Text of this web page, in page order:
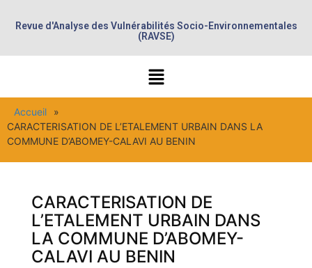
Revue d'Analyse des Vulnérabilités Socio-Environnementales
(RAVSE)
Accueil
»
CARACTERISATION DE L’ETALEMENT URBAIN DANS LA
COMMUNE D’ABOMEY-CALAVI AU BENIN
CARACTERISATION DE
L’ETALEMENT URBAIN DANS
LA COMMUNE D’ABOMEY-
CALAVI AU BENIN